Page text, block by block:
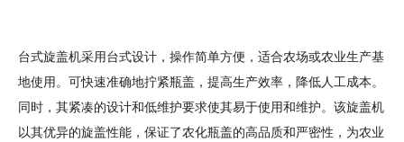
台式旋盖机采用台式设计，操作简单方便，适合农场或农业生产基
地使用。可快速准确地拧紧瓶盖，提高生产效率，降低人工成本。
同时，其紧凑的设计和低维护要求使其易于使用和维护。该旋盖机
以其优异的旋盖性能，保证了农化瓶盖的高品质和严密性，为农业